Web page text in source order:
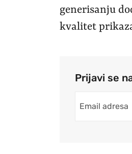
generisanju
kvalitet
Prijavi se